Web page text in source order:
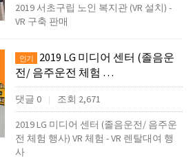
2019 서초구립 노인 복지관 (VR 설치) -
VR 구축 판매
인기
2019 LG 미디어 센터 (졸음운
전/ 음주운전 체험 …
댓글 0 | 조회 2,671
2019 LG 미디어 센터 (졸음운전/ 음주운
전 체험 행사) VR 체험 - VR 렌탈대여 행
사